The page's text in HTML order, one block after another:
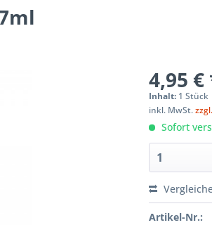
4,95 €
Inhalt: 1 Stück
inkl. MwSt.
Sofort
Artikel-Nr.: